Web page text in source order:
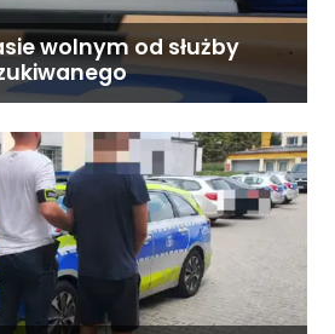
wolnym od służby